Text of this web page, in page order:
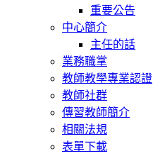
重要公告
中心簡介
主任的話
業務職掌
教師教學專業認證
教師社群
傳習教師簡介
相關法規
表單下載